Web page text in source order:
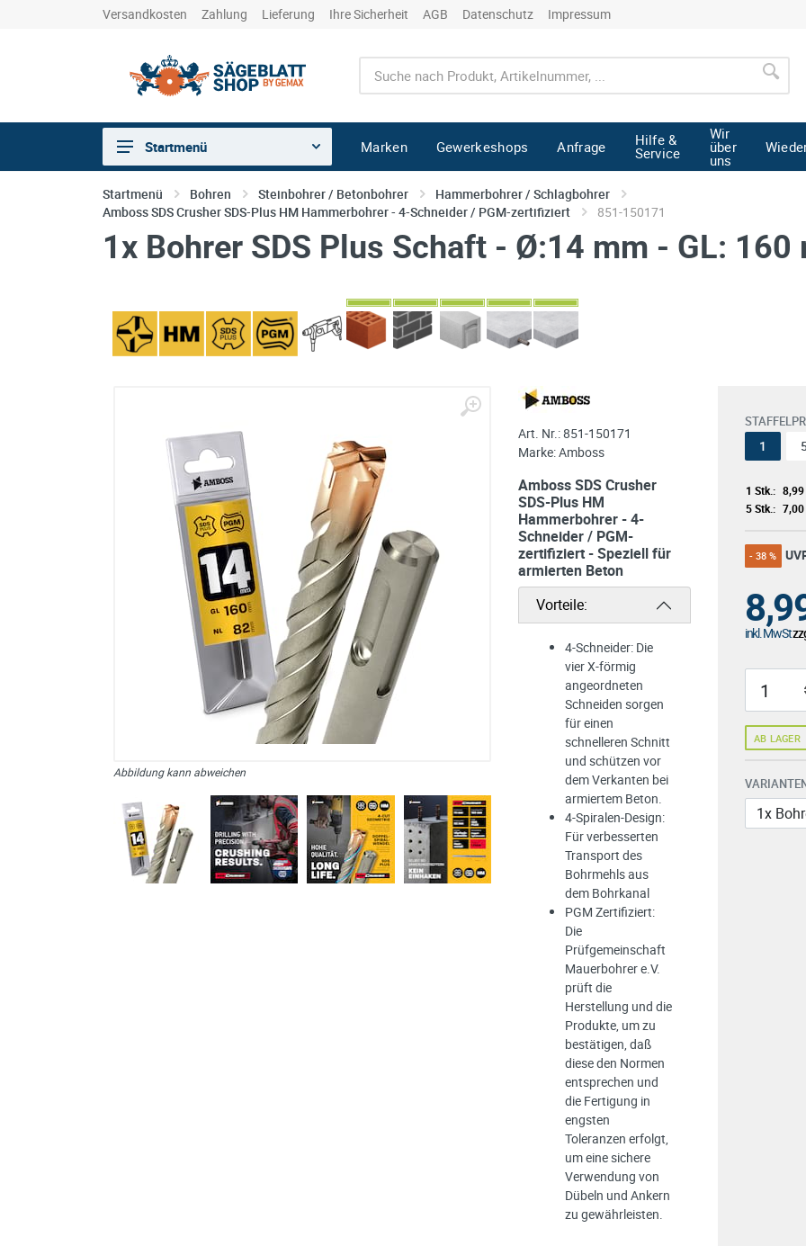
Versandkosten Zahlung Lieferung Ihre Sicherheit AGB Datenschutz Impressum
Sägen
Trennen
Bohren
kreative Holzbearbeitung
Hobeln/Fräsen
Startmenü Marken Gewerkeshops Anfrage Hilfe &
Service
Wir
über
uns
Startmenü Bohren Steinbohrer / Betonbohrer
Hammerbohrer / Schlagbohrer
Amboss SDS Crusher SDS-Plus HM Hammerbohrer - 4-Schneider / PGM-zertifiziert
851-150171
1x Bohrer SDS Plus Schaft - Ø:14 mm - GL: 160
Abbildung kann abweichen
Art. Nr.:851-150171
Marke:Amboss
Amboss SDS Crusher
SDS-Plus HM
Hammerbohrer - 4-
Schneider / PGM-
zertifiziert - Speziell für
armierten Beton
Vorteile:
4-Schneider: Die
vier X-förmig
angeordneten
Schneiden sorgen
für einen
schnelleren Schnitt
und schützen vor
dem Verkanten bei
armiertem Beton.
4-Spiralen-Design:
Für verbesserten
Transport des
Bohrmehls aus
dem Bohrkanal
PGM Zertifiziert:
Die
Prüfgemeinschaft
Mauerbohrer e.V.
prüft die
Herstellung und die
Produkte, um zu
bestätigen, daß
diese den Normen
entsprechen und
die Fertigung in
engsten
Toleranzen erfolgt,
um eine sichere
Verwendung von
Dübeln und Ankern
zu gewährleisten.
1
1 Stk.:
5 Stk.:
- 38 %
inkl. MwSt
AB LAGER